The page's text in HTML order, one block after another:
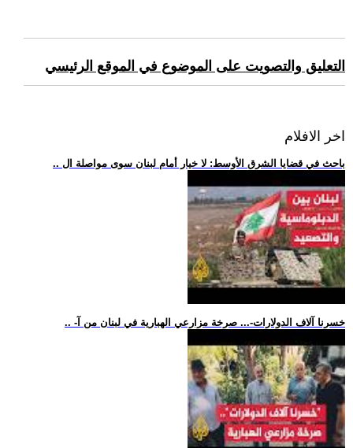
التعليق والتصويت على الموضوع في الموقع الرئيسي
اخر الافلام
.. باحث في قضايا الشرق الأوسط: لا خيار أمام لبنان سوى مواصلة ال
.. -خسرنا آلاف الدولارات-... صرخة مزارعي الهبارية في لبنان من آ